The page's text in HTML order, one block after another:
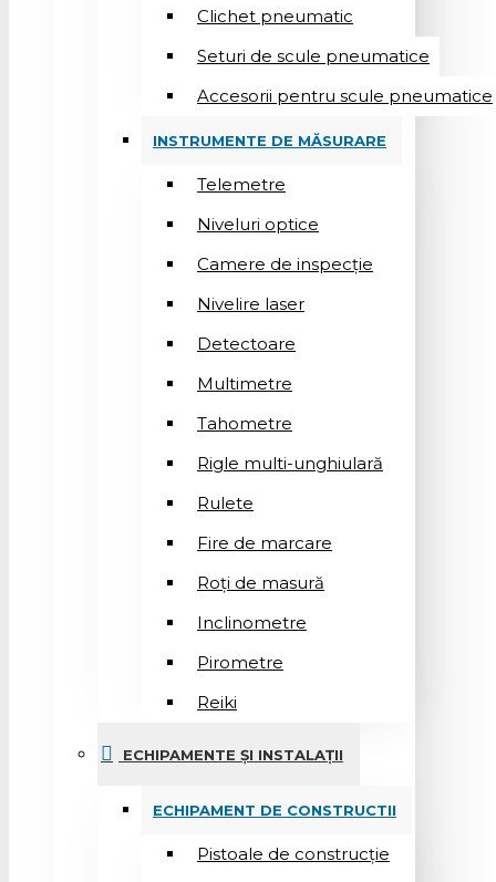
Clichet pneumatic
Seturi de scule pneumatice
Accesorii pentru scule pneumatice
INSTRUMENTE DE MĂSURARE
Telemetre
Niveluri optice
Camere de inspecție
Nivelire laser
Detectoare
Multimetre
Tahometre
Rigle multi-unghiulară
Rulete
Fire de marcare
Roți de masură
Inclinometre
Pirometre
Reiki
ECHIPAMENTE ȘI INSTALAȚII
ECHIPAMENT DE CONSTRUCTII
Pistoale de construcție